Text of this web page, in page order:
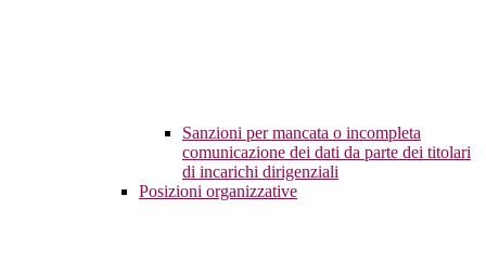
Sanzioni per mancata o incompleta
comunicazione dei dati da parte dei titolari
di incarichi dirigenziali
Posizioni organizzative